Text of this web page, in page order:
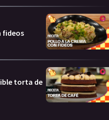
fideos
torta de